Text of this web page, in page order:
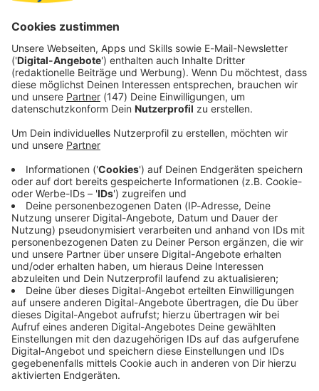
Immer auf dem Laufenden
bleiben!
Verpass' nichts mehr - mit unserem kostenlosen